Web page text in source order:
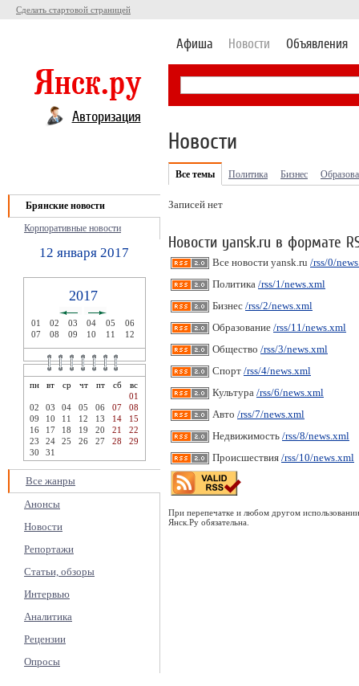
Сделать стартовой страницей
Афиша Новости Объявления
Авторизация
Новости
Все темы Политика Бизнес
Брянские новости
Корпоративные новости
12 января 2017
2017
01 02 03 04 05
06
07
08 09 10 11 12
пн вт ср чт пт сб
вс
01
02
03 04 05 06 07
08
09
10 11 12 13 14
15
16
17 18 19 20 21
22
23
24 25 26 27 28
29
30
31
Все жанры
Анонсы
Новости
Репортажи
Статьи, обзоры
Интервью
Аналитика
Рецензии
Опросы
Записей нет
Новости yansk.ru в формате
Все новости yansk.ru /rss/0/
Политика /rss/1/news.xml
Бизнес /rss/2/news.xml
Образование /rss/11/news.xml
Общество /rss/3/news.xml
Спорт /rss/4/news.xml
Культура /rss/6/news.xml
Авто /rss/7/news.xml
Недвижимость /rss/8/news.xml
Происшествия /rss/10/news.xml
При перепечатке и любом другом
Янск.Ру обязательна.